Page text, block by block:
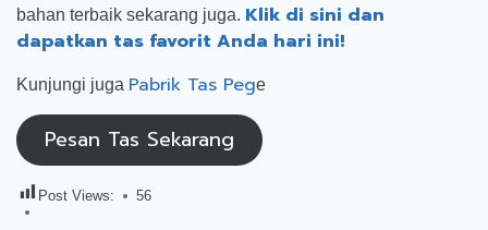
bahan terbaik sekarang juga. Klik di sini dan
dapatkan tas favorit Anda hari ini!
Kunjungi juga Pabrik Tas Pege
Pesan Tas Sekarang
Post Views: 56